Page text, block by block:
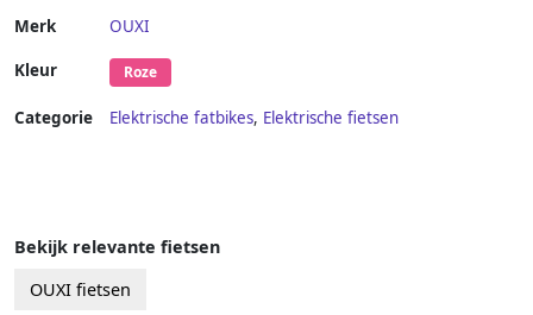
Merk OUXI
Kleur Roze
Categorie Elektrische fatbikes, Elektrische fietsen
Bekijk relevante fietsen
OUXI fietsen